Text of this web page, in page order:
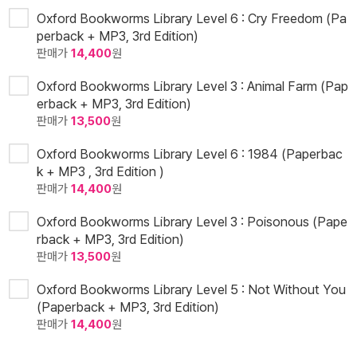
Oxford Bookworms Library Level 6 : Cry Freedom (Pa
perback + MP3, 3rd Edition)
판매가 14,400원
Oxford Bookworms Library Level 3 : Animal Farm (Pap
erback + MP3, 3rd Edition)
판매가 13,500원
Oxford Bookworms Library Level 6 : 1984 (Paperbac
k + MP3 , 3rd Edition )
판매가 14,400원
Oxford Bookworms Library Level 3 : Poisonous (Pape
rback + MP3, 3rd Edition)
판매가 13,500원
Oxford Bookworms Library Level 5 : Not Without You
(Paperback + MP3, 3rd Edition)
판매가 14,400원